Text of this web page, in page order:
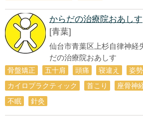
からだの治療院おあしす
[青葉]
仙台市青葉区上杉自律神経
だの治療院おあしす
骨盤矯正 五十肩 頭痛 寝違え
姿
カイロプラクティック
首こり 座骨神
不眠
針灸